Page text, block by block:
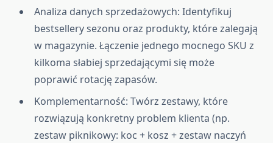
Analiza danych sprzedażowych: Identyfikuj
bestsellery sezonu oraz produkty, które zalegają
w magazynie. Łączenie jednego mocnego SKU z
kilkoma słabiej sprzedającymi się może
poprawić rotację zapasów.
Komplementarność: Twórz zestawy, które
rozwiązują konkretny problem klienta (np.
zestaw piknikowy: koc + kosz + zestaw naczyń